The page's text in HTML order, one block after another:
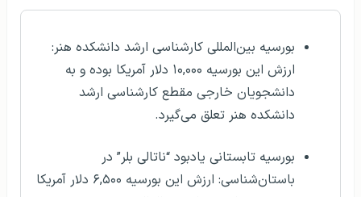
بورسیه بین‌المللی کارشناسی ارشد دانشکده هنر:
ارزش این بورسیه ۱۰,۰۰۰ دلار آمریکا بوده و به
دانشجویان خارجی مقطع کارشناسی ارشد
دانشکده هنر تعلق می‌گیرد.
بورسیه تابستانی یادبود “ناتالی بلر” در
باستان‌شناسی: ارزش این بورسیه ۶,۵۰۰ دلار آمریکا